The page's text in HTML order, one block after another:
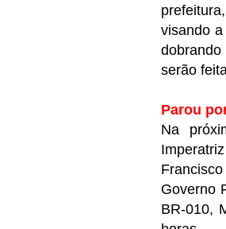
visando
serão
Parou
Na
Governo
BR-010,